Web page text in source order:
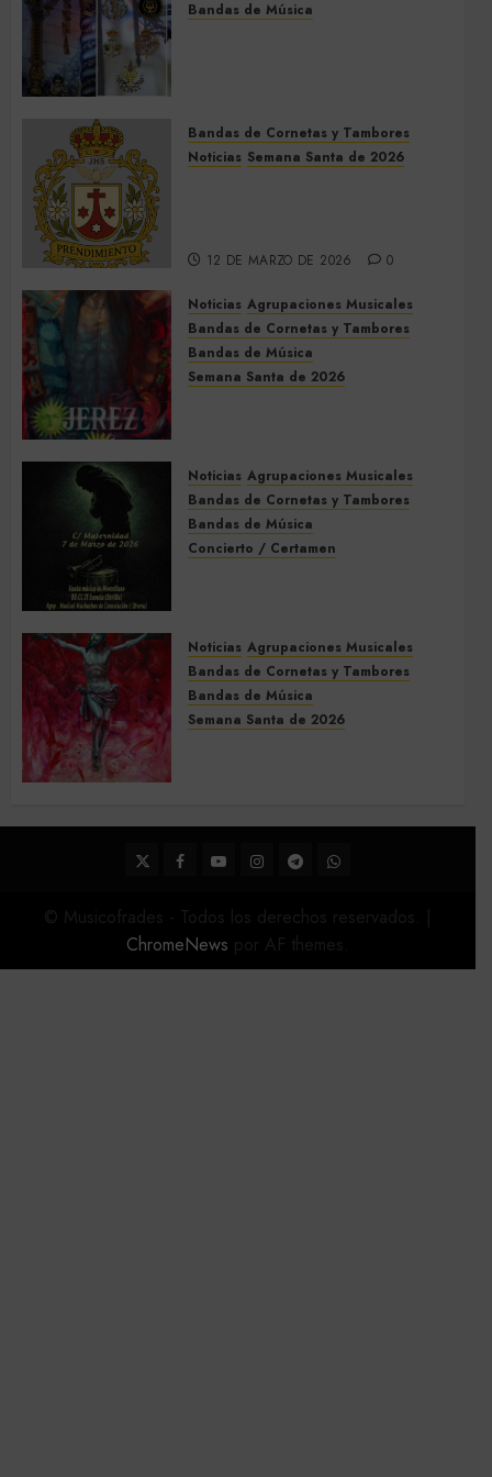
Bandas de Música
9 DE MAYO DE 2026 0
Bandas de Cornetas y Tambores
Noticias Semana Santa de 2026
12 DE MARZO DE 2026 0
Noticias Agrupaciones Musicales
Bandas de Cornetas y Tambores
Bandas de Música
Semana Santa de 2026
5 DE MARZO DE 2026 0
Noticias Agrupaciones Musicales
Bandas de Cornetas y Tambores
Bandas de Música
Concierto / Certamen
Noticias Agrupaciones Musicales
Bandas de Cornetas y Tambores
Bandas de Música
Semana Santa de 2026
22 DE FEBRERO DE 2026
0
TwitterFacebook
YoutubeInstagram
TelegramWhatsApp
ChromeNews